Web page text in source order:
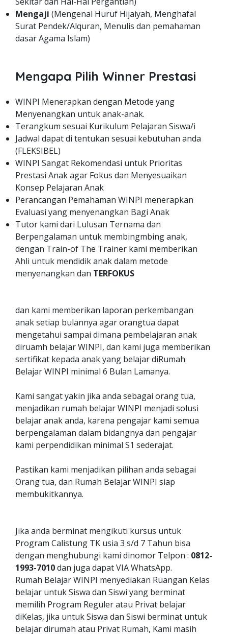
Mengaji (Mengenal Huruf Hijaiyah, Menghafal
Surat Pendek/Alquran, Menulis dan pemahaman
dasar Agama Islam)
Mengapa Pilih Winner Prestasi
WINPI Menerapkan dengan Metode yang
Menyenangkan untuk anak-anak.
Terangkum sesuai Kurikulum Pelajaran Siswa/i
Jadwal dapat di tentukan sesuai kebutuhan anda
(FLEKSIBEL)
WINPI Sangat Rekomendasi untuk Prioritas
Prestasi Anak agar Fokus dan Menyesuaikan
Konsep Pelajaran Anak
Perancangan Pemahaman WINPI menerapkan
Evaluasi yang menyenangkan Bagi Anak
Tutor kami dari Lulusan Ternama dan
Berpengalaman untuk membingmbing anak,
dengan Train-of The Trainer kami memberikan
Ahli untuk mendidik anak dalam metode
menyenangkan dan TERFOKUS
dan kami memberikan laporan perkembangan
anak setiap bulannya agar orangtua dapat
mengetahui sampai dimana pembelajaran anak
diruamh belajar WINPI, dan kami juga memberikan
sertifikat kepada anak yang belajar diRumah
Belajar WINPI minimal 6 Bulan Lamanya.
Kami sangat yakin jika anda sebagai orang tua,
menjadikan rumah belajar WINPI menjadi solusi
belajar anak anda, karena pengajar kami semua
berpengalaman dalam bidangnya dan pengajar
kami perpendidikan minimal S1 sederajat.
Pastikan kami menjadikan pilihan anda sebagai
Orang tua, dan Rumah Belajar WINPI siap
membukitkannya.
Jika anda berminat mengikuti kursus untuk
Program Calistung TK usia 3 s/d 7 Tahun bisa
dengan menghubungi kami dinomor Telpon : 0812-
1993-7010dan juga dapat VIA WhatsApp.
Rumah Belajar WINPI menyediakan Ruangan Kelas
belajar untuk Siswa dan Siswi yang berminat
memilih Program Reguler atau Privat belajar
diKelas, jika untuk Siswa dan Siswi berminat untuk
belajar dirumah atau Privat Rumah, Kami masih